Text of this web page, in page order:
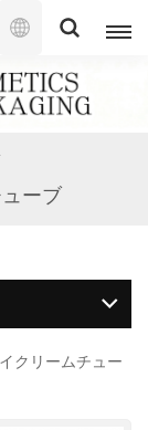
語
ーブ
クリームチュー